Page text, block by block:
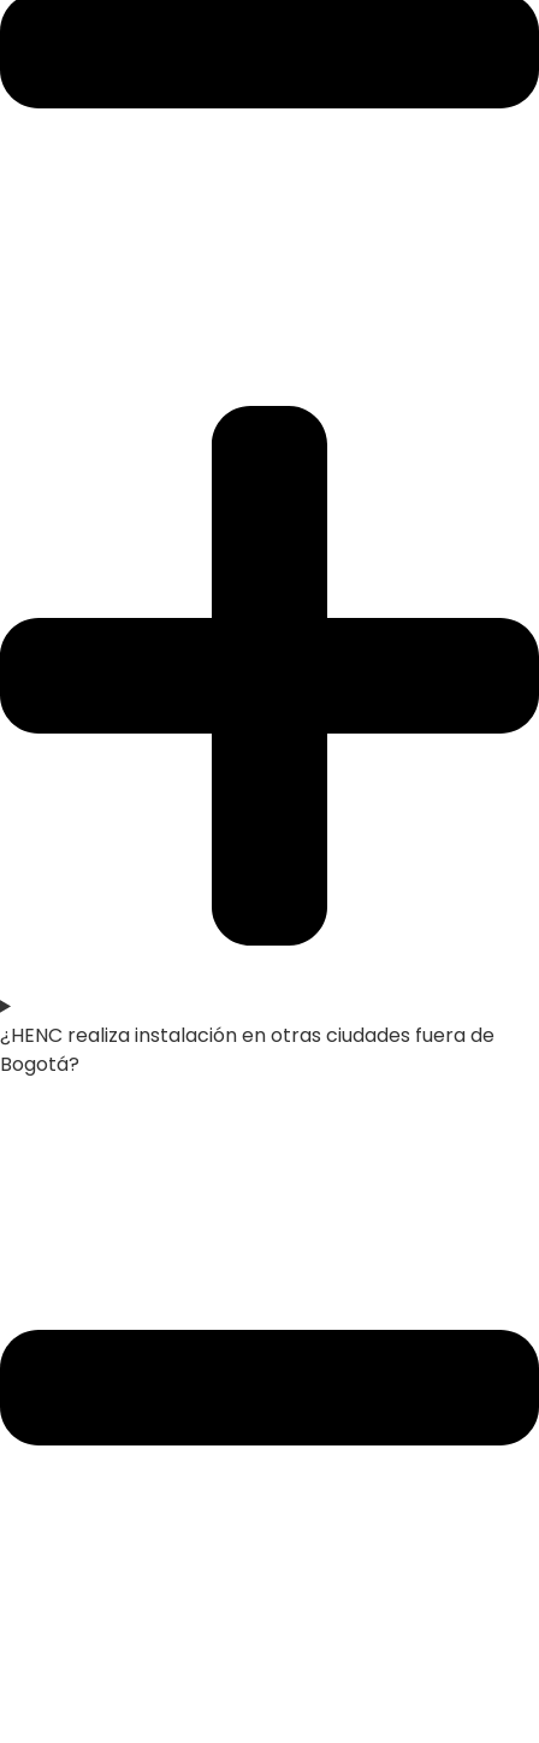
¿HENC realiza instalación en otras ciudades fuera de
Bogotá?